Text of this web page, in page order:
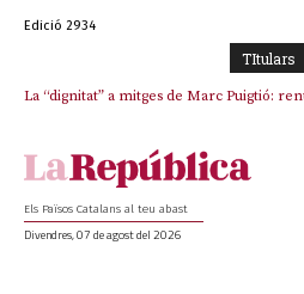
Edició 2934
TItulars
La “dignitat” a mitges de Marc Puigtió:
Els Països Catalans al teu abast
Divendres, 07 de agost del 2026